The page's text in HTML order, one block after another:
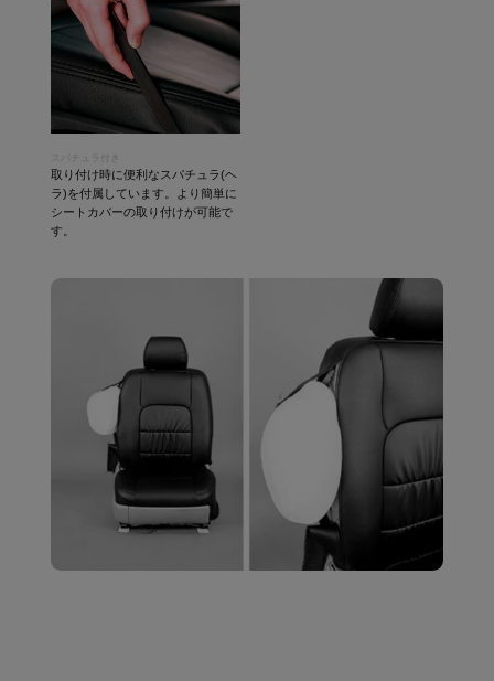
スパチュラ付き
取り付け時に便利なスパチュラ(ヘ
ラ)を付属しています。より簡単に
シートカバーの取り付けが可能で
す。